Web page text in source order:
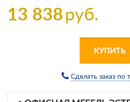
13 838руб.
КУПИТЬ
Сделать заказ по